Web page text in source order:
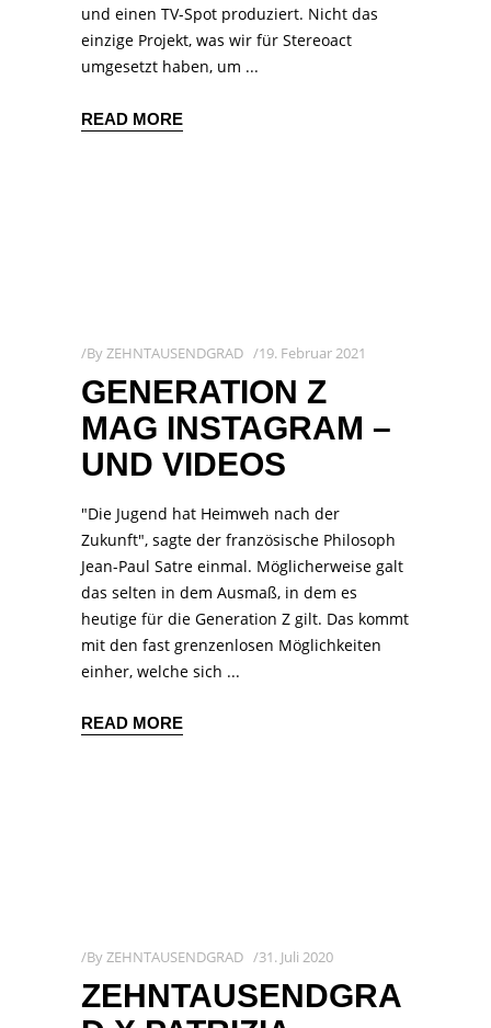
und einen TV-Spot produziert. Nicht das
einzige Projekt, was wir für Stereoact
umgesetzt haben, um
READ MORE
ByZEHNTAUSENDGRAD 19. Februar 2021
GENERATION Z
MAG INSTAGRAM –
UND VIDEOS
"Die Jugend hat Heimweh nach der
Zukunft", sagte der französische Philosoph
Jean-Paul Satre einmal. Möglicherweise galt
das selten in dem Ausmaß, in dem es
heutige für die Generation Z gilt. Das kommt
mit den fast grenzenlosen Möglichkeiten
einher, welche sich
READ MORE
ByZEHNTAUSENDGRAD 31. Juli 2020
ZEHNTAUSENDGRA